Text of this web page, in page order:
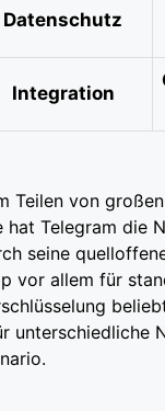
Datenschutz
Integration
Teilen von
Telegram die
seine
vor allem für
unterschiedliche